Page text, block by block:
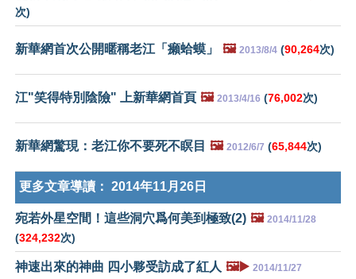
次)
新華網首次公開暱稱老江「癩蛤蟆」 🖼️ 2013/8/4 (90,264次)
江"笑得特別陰險" 上新華網首頁 🖼️ 2013/4/16 (76,002次)
新華網驚現：老江你不要死不瞑目 🖼️ 2012/6/7 (65,844次)
更多文章導讀： 2014年11月26日
宛若外星空間！這些洞穴爲何美到極致(2) 🖼️ 2014/11/28
(324,232次)
神速出來的神曲 四小夥受訪成了紅人 🖼️▶️ 2014/11/27